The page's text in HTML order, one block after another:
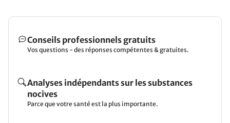
Conseils professionnels gratuits
Vos questions - des réponses compétentes & gratuites.
Analyses indépendants sur les substances
nocives
Parce que votre santé est la plus importante.